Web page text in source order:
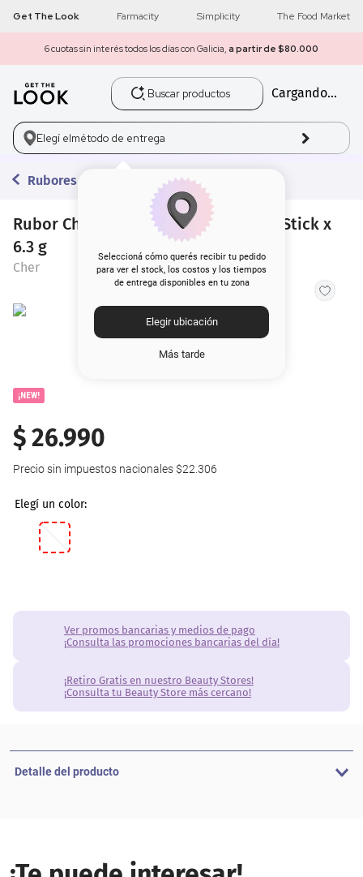
Get The Look Farmacity Simplicity The Food Market
6 cuotas sin interés todos los días con Galicia, a partir de $80.000
Buscar productos
Cargando...
Elegí elmétodo de entrega
Seleccioná cómo querés recibir tu pedido
para ver el stock, los costos y los tiempos
de entrega disponibles en tu zona
Elegir ubicación
Más tarde
Rubores
Rubor Cher 18 Sarcastic Blush Multi Stick x
6.3 g
Cher
¡NEW!
$26.990
Precio sin impuestos nacionales $22.306
Ver promos bancarias y medios de pago
¡Consulta las promociones bancarias del día!
¡Retiro Gratis en nuestro Beauty Stores!
¡Consulta tu Beauty Store más cercano!
Detalle del producto
1 get the look
2 máscara pestañas
3.
5. corrector
9. cher
10. nyx